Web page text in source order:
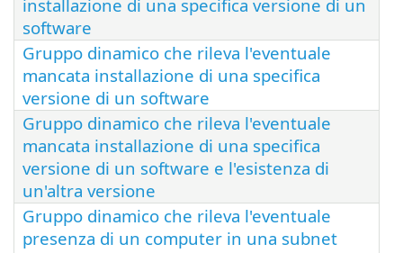
installazione di una specifica versione di un
software
Gruppo dinamico che rileva l'eventuale
mancata installazione di una specifica
versione di un software
Gruppo dinamico che rileva l'eventuale
mancata installazione di una specifica
versione di un software e l'esistenza di
un'altra versione
Gruppo dinamico che rileva l'eventuale
presenza di un computer in una subnet